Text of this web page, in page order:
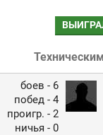
боев - 6
побед - 4
проигр. - 2
ничья - 0